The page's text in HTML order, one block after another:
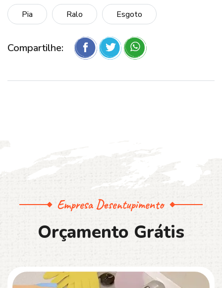
Pia Ralo Esgoto
Compartilhe:
Empresa Desentupimento
Orçamento Grátis